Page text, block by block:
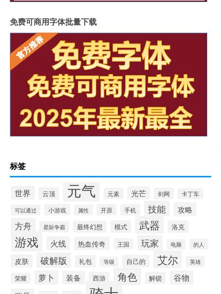
免费可商用字体批量下载
标签
世界 云顶 元气 元素 光芒 剑网 卡丁车
可以通过 小游戏 属性 开原 手机 技能 攻略
方舟 星际争霸 最终幻想 模式 武器 洛克
游戏 火线 热血传奇 王国 玩家 电脑 的人
皮肤 破解版 礼包 等级 自己的 艾尔 英雄
荣耀 萝卜 装备 西游 角色 解锁 谷物